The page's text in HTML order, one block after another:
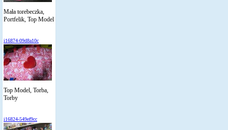
Mała torebeczka,
Portfelik, Top Model
i16874-09d8a10c
Top Model, Torba,
Torby
i16824-549ef9cc